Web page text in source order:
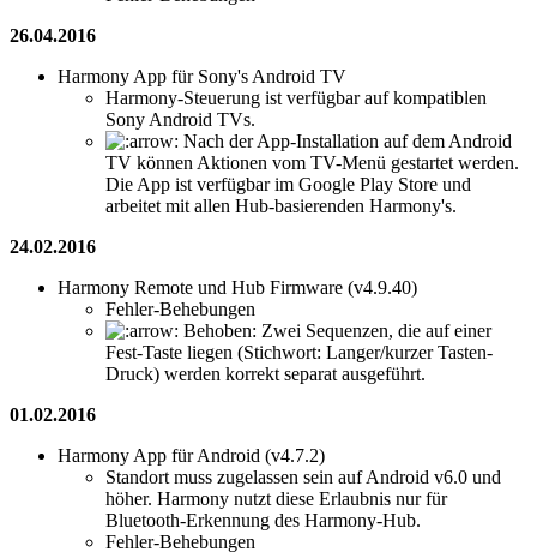
26.04.2016
Harmony App für Sony's Android TV
Harmony-Steuerung ist verfügbar auf kompatiblen
Sony Android TVs.
Nach der App-Installation auf dem Android
TV können Aktionen vom TV-Menü gestartet werden.
Die App ist verfügbar im Google Play Store und
arbeitet mit allen Hub-basierenden Harmony's.
24.02.2016
Harmony Remote und Hub Firmware (v4.9.40)
Fehler-Behebungen
Behoben: Zwei Sequenzen, die auf einer
Fest-Taste liegen (Stichwort: Langer/kurzer Tasten-
Druck) werden korrekt separat ausgeführt.
01.02.2016
Harmony App für Android (v4.7.2)
Standort muss zugelassen sein auf Android v6.0 und
höher. Harmony nutzt diese Erlaubnis nur für
Bluetooth-Erkennung des Harmony-Hub.
Fehler-Behebungen